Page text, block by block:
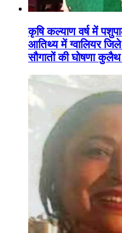
कृषि कल्याण वर्ष में
आतिथ्य में ग्वालियर
सौगातों की घोषणा